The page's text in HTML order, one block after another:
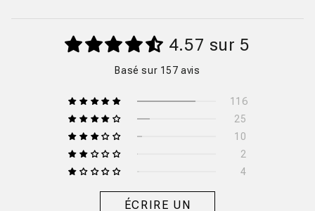
4.57 sur 5
Basé sur 157 avis
116
25
10
2
4
ÉCRIRE UN